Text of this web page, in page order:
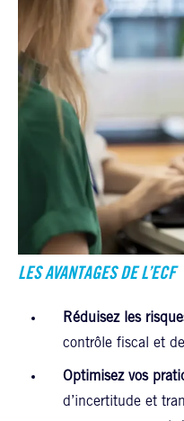
LES AVANTAGES DE L’ECF
Réduisez les
contrôle fiscal et
Optimisez vos
d’incertitude et